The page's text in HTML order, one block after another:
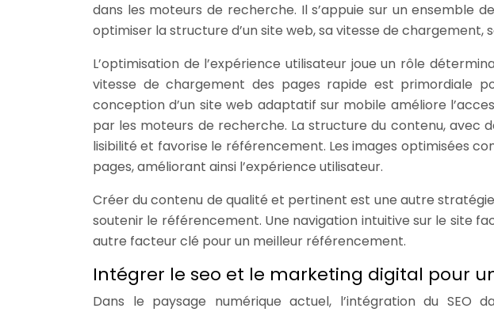
dans les moteurs de recherche. Il s’appuie sur un ensemble
optimiser la structure d’un site web, sa vitesse de chargement,
L’optimisation de l’expérience utilisateur joue un rôle
vitesse de chargement des pages rapide est primordiale
conception d’un site web adaptatif sur mobile améliore
par les moteurs de recherche. La structure du contenu, avec
lisibilité et favorise le référencement. Les images optimisées
pages, améliorant ainsi l’expérience utilisateur.
Créer du contenu de qualité et pertinent est une autre
soutenir le référencement. Une navigation intuitive sur le site
autre facteur clé pour un meilleur référencement.
Intégrer le seo et le marketing digital pour
Dans le paysage numérique actuel, l’intégration du SEO